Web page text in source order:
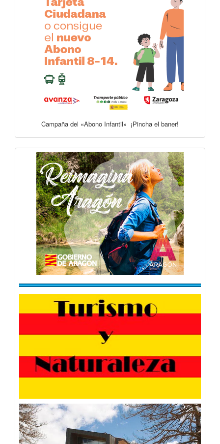
Campaña del «Abono Infantil» ¡Pincha el baner!